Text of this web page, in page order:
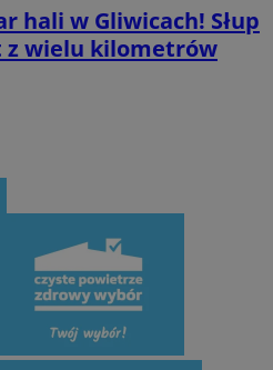
hali w Gliwicach! Słup
z wielu kilometrów